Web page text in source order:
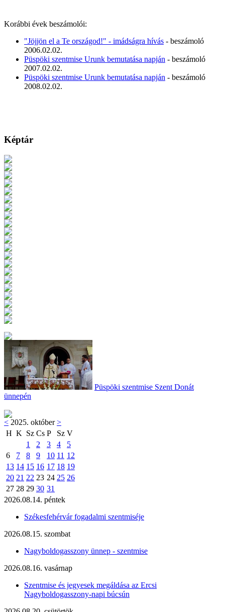
Korábbi évek beszámolói:
"Jöjjön el a Te országod!" - imádságra hívás - beszámoló
2006.02.02.
Püspöki szentmise Urunk bemutatása napján - beszámoló
2007.02.02.
Püspöki szentmise Urunk bemutatása napján - beszámoló
2008.02.02.
Képtár
Püspöki szentmise Szent Donát
ünnepén
< 2025. október>
H K Sz Cs P Sz V
1
2 3 4
5
6
7 8 9 10 11 12
13 14 15 16 17 18 19
20 21 22 23 24 25 26
27 28 29 30 31
2026.08.14. péntek
Székesfehérvár fogadalmi szentmiséje
2026.08.15. szombat
Nagyboldogasszony ünnep - szentmise
2026.08.16. vasárnap
Szentmise és jegyesek megáldása az Ercsi
Nagyboldogasszony-napi búcsún